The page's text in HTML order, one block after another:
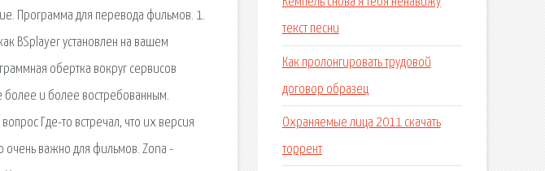
текст песни
Как пролонгировать трудовой
договор образец
Охраняемые лица 2011 скачать
торрент